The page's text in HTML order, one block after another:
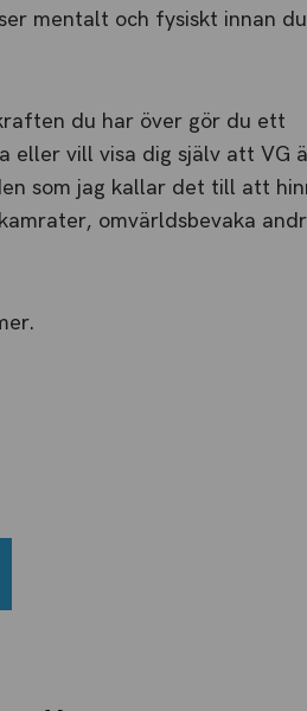
mentalt och fysiskt innan du
du har över gör du ett
eller vill visa dig själv att VG
som jag kallar det till att
omvärldsbevaka